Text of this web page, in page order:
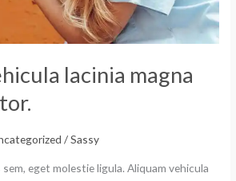
lacinia magna
/Sassy
eget molestie ligula. Aliquam vehicula